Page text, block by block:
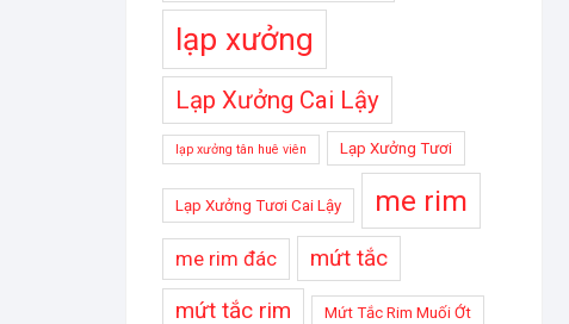
lạp xưởng
Lạp Xưởng Cai Lậy
lạp xưởng tân huê viên Lạp Xưởng Tươi
Lạp Xưởng Tươi Cai Lậy me rim
me rim đác
mứt tắc
mứt tắc rim
Mứt Tắc Rim Muối Ớt